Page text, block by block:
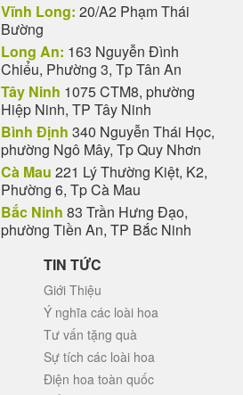
Vĩnh Long: 20/A2 Phạm Thái
Bường
Long An: 163 Nguyễn Đình
Chiểu, Phường 3, Tp Tân An
Tây Ninh 1075 CTM8, phường
Hiệp Ninh, TP Tây Ninh
Bình Định 340 Nguyễn Thái Học,
phường Ngô Mây, Tp Quy Nhơn
Cà Mau 221 Lý Thường Kiệt, K2,
Phường 6, Tp Cà Mau
Bắc Ninh 83 Trần Hưng Đạo,
phường Tiền An, TP Bắc Ninh
TIN TỨC
Giới Thiệu
Ý nghĩa các loài hoa
Tư vấn tặng quà
Sự tích các loài hoa
Điện hoa toàn quốc